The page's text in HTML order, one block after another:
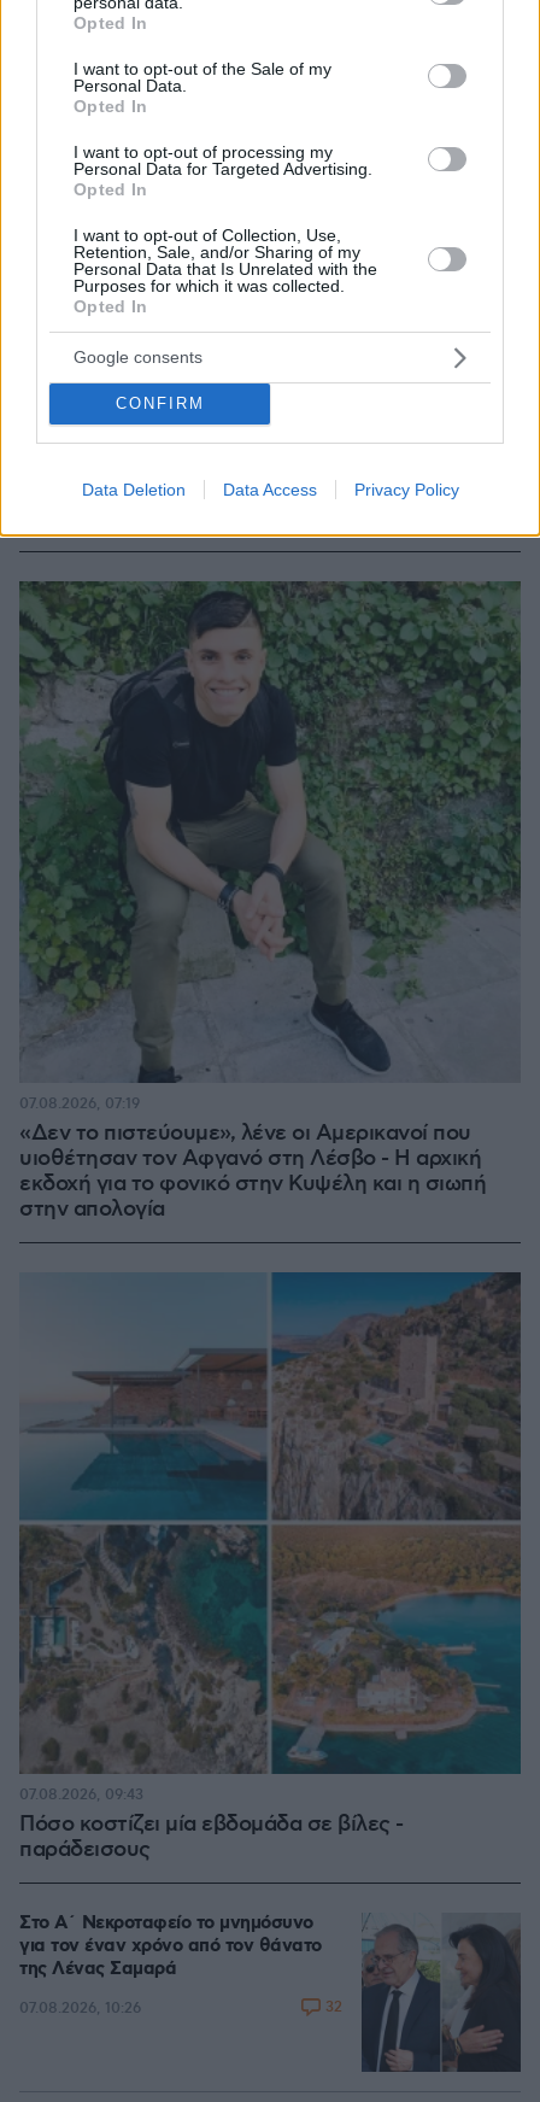
grant or deny consent to Google and its third-party tags to
use your data for below specified purposes in below Google
consent section.
Opted In
I want to opt-out of the Sale of my
Personal Data.
Opted In
I want to opt-out of processing my
Personal Data for Targeted Advertising.
Opted In
I want to opt-out of Collection, Use,
Retention, Sale, and/or Sharing of my
Personal Data that Is Unrelated with the
Purposes for which it was collected.
Opted In
Google consents
CONFIRM
Data Deletion Data Access Privacy Policy
Οικογενειακή τραγωδία στις Σέρρες, μητέρα και
Βίντεο ντοκουμέντο από τη στιγμή της
07.08.2026, 09:58
«Δεν το πιστεύουμε», λένε οι Αμερικανοί που
υιοθέτησαν τον Αφγανό στη Λέσβο - Η αρχική
εκδοχή για το φονικό στην Κυψέλη και η σιωπή
στην απολογία
07.08.2026, 07:19
Πόσο κοστίζει μία εβδομάδα σε βίλες -
παράδεισους
07.08.2026, 09:43
Στο Α΄ Νεκροταφείο το μνημόσυνο
για τον έναν χρόνο από τον θάνατο
της Λένας Σαμαρά
07.08.2026, 10:26 32